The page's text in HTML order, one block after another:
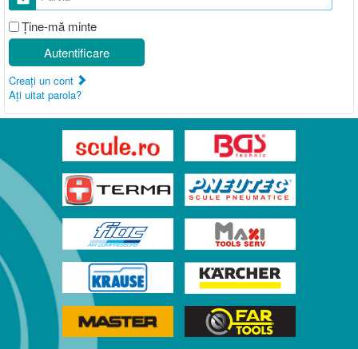
Ţine-mă minte
Autentificare
Creaţi un cont
Aţi uitat parola?